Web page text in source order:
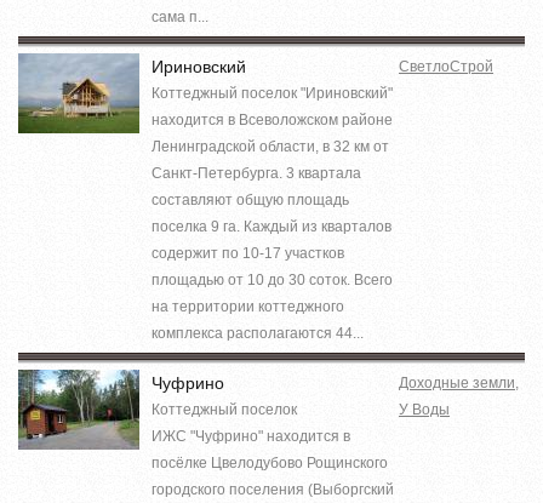
сама п...
Ириновский
Коттеджный поселок "Ириновский"
находится в Всеволожском районе
Ленинградской области, в 32 км от
Санкт-Петербурга. 3 квартала
составляют общую площадь
поселка 9 га. Каждый из кварталов
содержит по 10-17 участков
площадью от 10 до 30 соток. Всего
на территории коттеджного
комплекса располагаются 44...
СветлоСтрой
Чуфрино
Коттеджный поселок
ИЖС "Чуфрино" находится в
посёлке Цвелодубово Рощинского
городского поселения (Выборгский
Доходные земли
У Воды